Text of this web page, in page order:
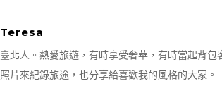
Teresa
臺北人。熱愛旅遊，有時享受奢華，有時當起背
照片來紀錄旅途，也分享給喜歡我的風格的大家。